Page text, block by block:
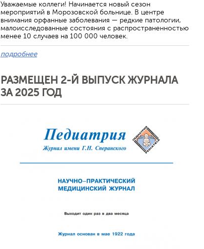
Уважаемые коллеги! Начинается новый сезон
мероприятий в Морозовской больнице. В центре
внимания орфанные заболевания — редкие патологии,
малоисследованные состояния с распространенностью
менее 10 случаев на 100 000 человек.
подробнее
РАЗМЕЩЕН 2-Й ВЫПУСК ЖУРНАЛА
ЗА 2025 ГОД